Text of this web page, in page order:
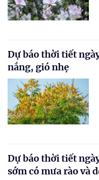
Dự báo thời tiết
nắng, gió nhẹ
Dự báo thời tiết
sớm có mưa rào và